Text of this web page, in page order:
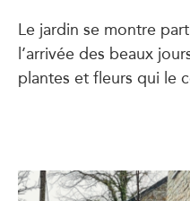
Le jardin se montre
l’arrivée des beaux
plantes et fleurs qui le